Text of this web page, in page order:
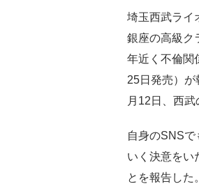
埼玉西武ライ
銀座の高級ク
年近く不倫関
25日発売）
月12日、西武
自身のSNS
いく決意をい
とを報告した